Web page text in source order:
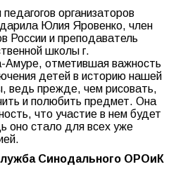
организаторов
Юлия Яровенко, член
России и преподаватель
школы г.
Амуре, отметившая важность
детей в историю нашей
ведь прежде, чем рисовать,
и полюбить предмет. Она
что участие в нем будет
оно стало для всех уже
Синодального ОРОиК